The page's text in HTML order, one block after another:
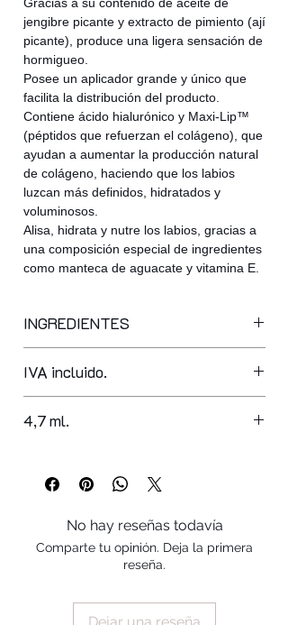
jengibre picante y extracto de pimiento (ají
picante), produce una ligera sensación de
hormigueo.
Posee un aplicador grande y único que
facilita la distribución del producto.
Contiene ácido hialurónico y Maxi-Lip™
(péptidos que refuerzan el colágeno), que
ayudan a aumentar la producción natural
de colágeno, haciendo que los labios
luzcan más definidos, hidratados y
voluminosos.
Alisa, hidrata y nutre los labios, gracias a
una composición especial de ingredientes
como manteca de aguacate y vitamina E.
INGREDIENTES
tricaprylin, hydrogenated
polyisobutene, mica, octyldodecyl
neopentanoate, persea gratissima oil,
styrene/isoprene copolymer, sorbitan
oleate, synthetic wax, calcium aluminum
borosilicate, calcium sodium
borosilicate, synthetic fluorphlogopite,
boron nitride, disteardimonium
hectorite, caprylyl glycol, silica,
tocopheryl acetate, ethylhexyl
IVA incluido.
4,7 ml.
No hay reseñas todavía
Comparte tu opinión. Deja la primera
reseña.